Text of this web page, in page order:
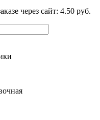
через сайт: 4.50 руб.